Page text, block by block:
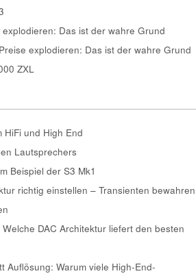
explodieren: Das ist der wahre Grund
explodieren: Das ist der wahre Grund
ZXL
HiFi und High End
Lautsprechers
Beispiel der S3 Mk1
richtig einstellen – Transienten bewahren
DAC Architektur liefert den besten
Auflösung: Warum viele High-End-